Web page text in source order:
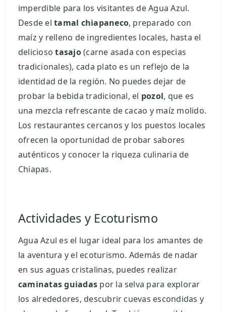
imperdible para los visitantes de Agua Azul.
Desde eltamal chiapaneco, preparado con
maíz y relleno de ingredientes locales, hasta el
deliciosotasajo(carne asada con especias
tradicionales), cada plato es un reflejo de la
identidad de la región. No puedes dejar de
probar la bebida tradicional, el pozol, que es
una mezcla refrescante de cacao y maíz molido.
Los restaurantes cercanos y los puestos locales
ofrecen la oportunidad de probar sabores
auténticos y conocer la riqueza culinaria de
Chiapas.
Actividades y Ecoturismo
Agua Azul es el lugar ideal para los amantes de
la aventura y el ecoturismo. Además de nadar
en sus aguas cristalinas, puedes realizar
caminatas guiadas por la selva para explorar
los alrededores, descubrir cuevas escondidas y